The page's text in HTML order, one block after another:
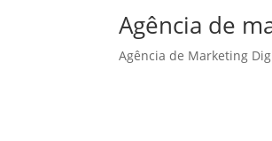
Agência de
Agência de Marketing